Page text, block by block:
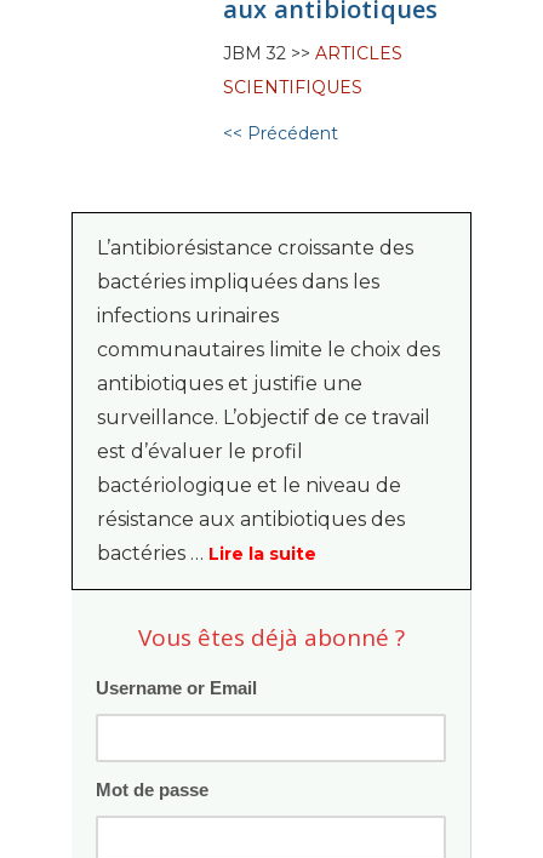
aux antibiotiques
JBM 32 >> ARTICLES
SCIENTIFIQUES
<< Précédent
L’antibiorésistance croissante des
bactéries impliquées dans les
infections urinaires
communautaires limite le choix des
antibiotiques et justifie une
surveillance. L’objectif de ce travail
est d’évaluer le profil
bactériologique et le niveau de
résistance aux antibiotiques des
bactéries … Lire la suite
Vous êtes déjà abonné ?
Username or Email
Mot de passe